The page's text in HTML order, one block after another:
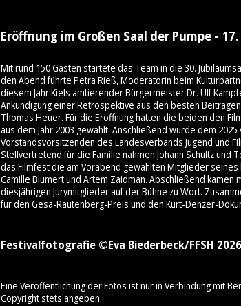
Eröffnung im Großen Saal der Pumpe -
Mit rund 150 Gästen startete das Team in die 30.
den Abend führte Petra Rieß, Moderatorin beim
diesem Jahr Kiels amtierender Bürgermeister Dr. Ulf
Ankündigung einer Retrospektive aus den besten
Thomas Heuer. Für die Eröffnung hatten die beiden den
aus dem Jahr 2003 gewählt. Anschließend wurde dem
Vorstandsvorsitzenden des Landesverbands Jugend und
Stellvertretend für die Familie nahmen Johann Schultz und
das Filmfest die am Vorabend gewählten Mitglieder
Camille Blumert und Artem Zaidman. Abschließend kamen
diesjährigen Jurymitglieder auf der Bühne zu Wort.
für den Gesa-Rautenberg-Preis und den Kurt-Denzer-
Festivalfotografie ©Eva Biederbeck/FFSH 2026
Eine Veröffentlichung der Fotos ist nur in Verbindung mit
Copyright stets angeben.